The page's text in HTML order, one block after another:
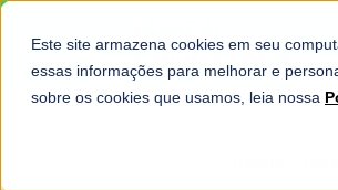
Este site armazena cookies em seu
essas informações para melhorar e
sobre os cookies que usamos, leia nossa